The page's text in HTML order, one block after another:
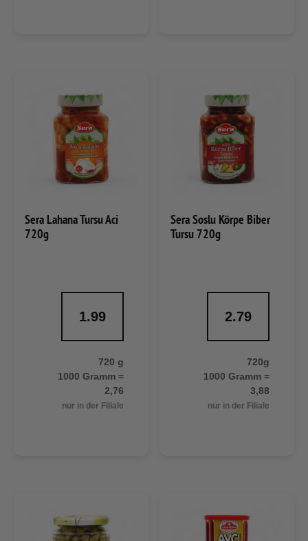
Sera Lahana Tursu Aci
720g
1.99
720 g
1000 Gramm =
2,76
nur in der Filiale
Sera Soslu Körpe Biber
Tursu 720g
2.79
720g
1000 Gramm =
3,88
nur in der Filiale